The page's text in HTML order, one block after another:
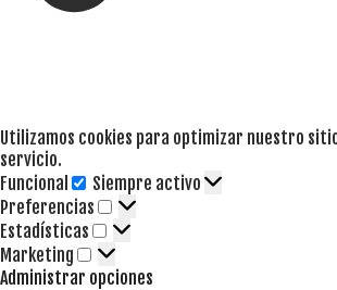
Utilizamos cookies para optimizar nuestro
servicio.
Funcional
Funcional
Siempre activo
Preferencias
Preferencias
Estadísticas Estadísticas
Marketing Marketing
Administrar opciones